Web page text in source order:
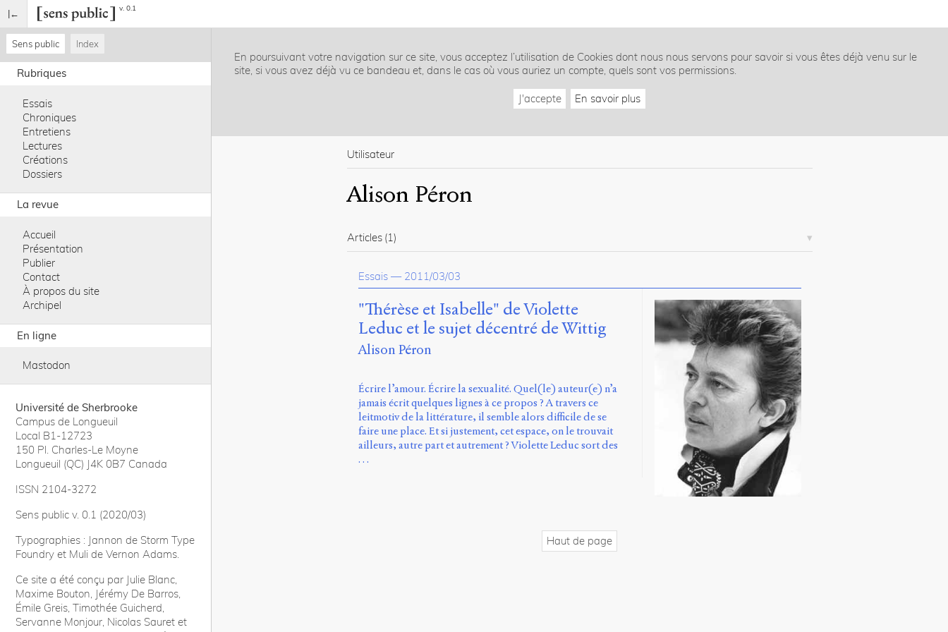
v. 0.1
Sens public Index
Rubriques
Essais
Chroniques
Entretiens
Lectures
Créations
Dossiers
La revue
Accueil
Présentation
Publier
Contact
À propos du site
Archipel
En ligne
Mastodon
Université de Sherbrooke
Campus de Longueuil
Local B1-12723
150 Pl. Charles-Le Moyne
Longueuil (QC) J4K 0B7 Canada
ISSN 2104-3272
Sens public v. 0.1 (2020/03)
Typographies : Jannon de Storm Type
Foundry et Muli de Vernon Adams.
Ce site a été conçu par Julie Blanc,
Maxime Bouton, Jérémy De Barros,
Émile Greis, Timothée Guicherd,
Servanne Monjour, Nicolas Sauret et
En poursuivant votre navigation sur ce site, vous acceptez l’utilisation de Cookies dont nous nous servons pour savoir si vous êtes déjà venu sur le
site, si vous avez déjà vu ce bandeau et, dans le cas où vous auriez un compte, quels sont vos permissions.
J'accepte En savoir plus
Utilisateur
Alison Péron
Articles (1)
Essais — 2011/03/03
"Thérèse et Isabelle" de Violette
Leduc et le sujet décentré de Wittig
Alison Péron
Écrire l’amour. Écrire la sexualité. Quel(le) auteur(e) n’a
jamais écrit quelques lignes à ce propos ? A travers ce
leitmotiv de la littérature, il semble alors difficile de se
faire une place. Et si justement, cet espace, on le trouvait
ailleurs, autre part et autrement ? Violette Leduc sort des
…
Haut de page